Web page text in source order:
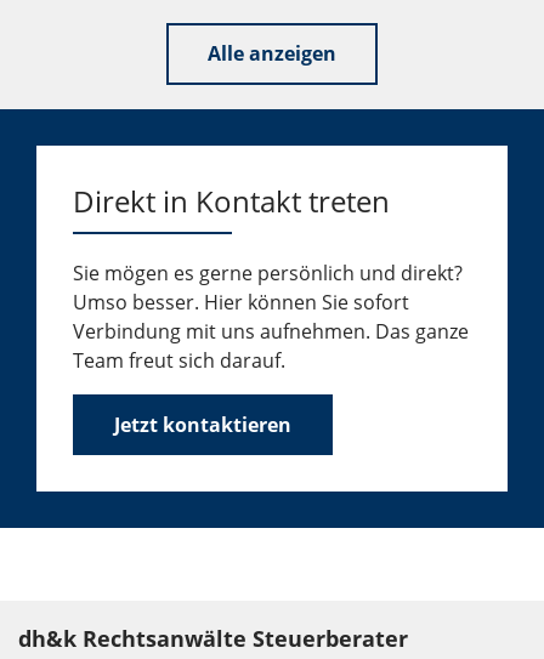
Alle anzeigen
Direkt in Kontakt treten
Sie mögen es gerne persönlich und direkt?
Umso besser. Hier können Sie sofort
Verbindung mit uns aufnehmen. Das ganze
Team freut sich darauf.
Jetzt kontaktieren
dh&k Rechtsanwälte Steuerberater